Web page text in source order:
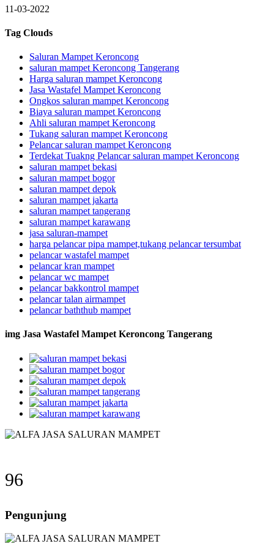
11-03-2022
Tag Clouds
Saluran Mampet Keroncong
saluran mampet Keroncong Tangerang
Harga saluran mampet Keroncong
Jasa Wastafel Mampet Keroncong
Ongkos saluran mampet Keroncong
Biaya saluran mampet Keroncong
Ahli saluran mampet Keroncong
Tukang saluran mampet Keroncong
Pelancar saluran mampet Keroncong
Terdekat Tuakng Pelancar saluran mampet Keroncong
saluran mampet bekasi
saluran mampet bogor
saluran mampet depok
saluran mampet jakarta
saluran mampet tangerang
saluran mampet karawang
jasa saluran-mampet
harga pelancar pipa mampet,tukang pelancar tersumbat
pelancar wastafel mampet
pelancar kran mampet
pelancar wc mampet
pelancar bakkontrol mampet
pelancar talan airmampet
pelancar baththub mampet
img Jasa Wastafel Mampet Keroncong Tangerang
96
Pengunjung